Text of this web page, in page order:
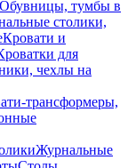
Обувницы, тумбы в
столики,
Кровати и
для
чехлы на
трансформеры,
Журнальные